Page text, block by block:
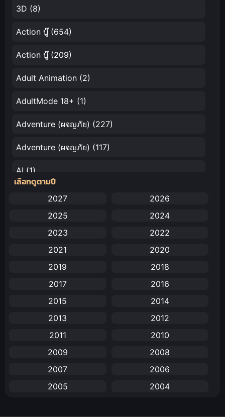
เกบีสีทองกับถ้ำ
พากย์ไทย
3D (8)
Action บู๊(654)
Action บู๊(209)
Adult Animation (2)
AdultMode 18+ (1)
Adventure (ผจญภัย) (227)
Adventure (ผจญภัย) (117)
AI (1)
Amazon Prime
Anal (ประตูหลัง)
Animation การ์ตูน
Animation อนิเมะ
Animation แอนิเมชั่น
(25)
เลือกดูตามปี
2027
2026
2025
2024
2023
2022
2021
2020
2019
2018
2017
2016
2015
2014
2013
2012
2011
2010
2009
2008
2007
2006
2005
2004